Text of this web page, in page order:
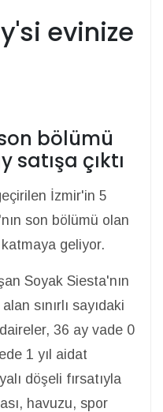
evinize
bölümü
satışa çıktı
İzmir'in 5
son bölümü olan
geliyor.
Soyak Siesta'nın
sınırlı sayıdaki
36 ay vade 0
1 yıl aidat
döşeli fırsatıyla
havuzu, spor